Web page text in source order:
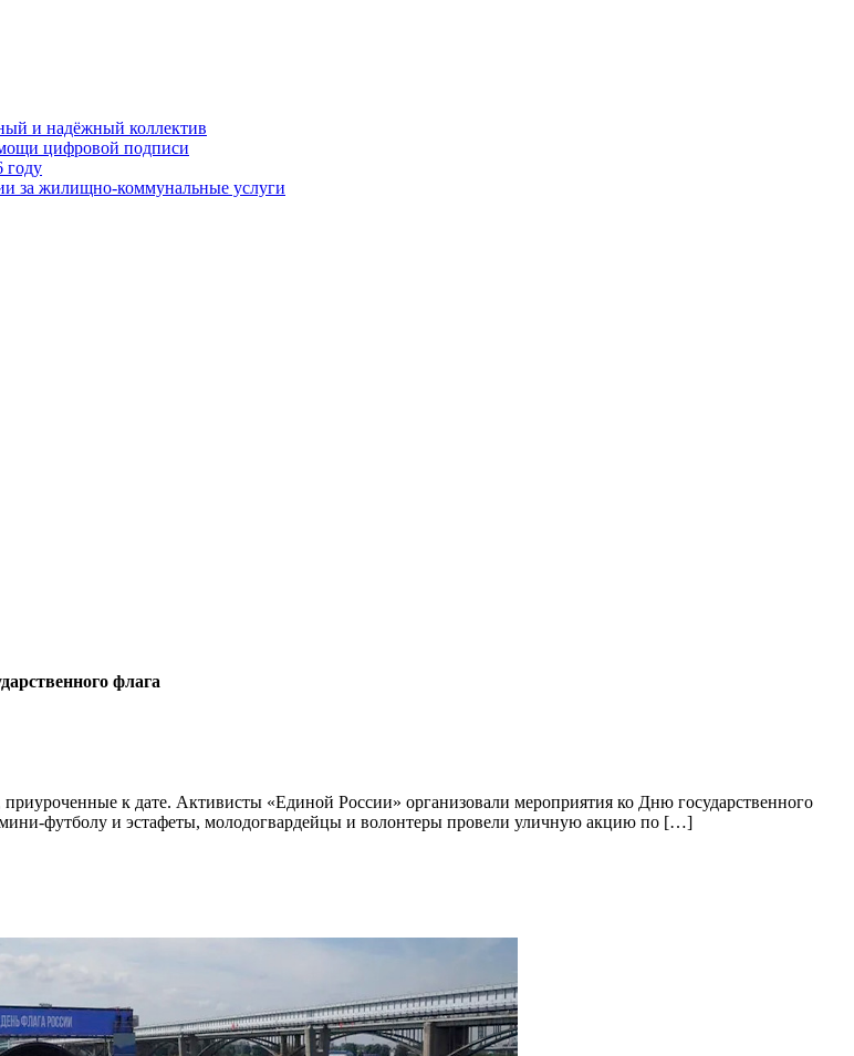
и надёжный коллектив
цифровой подписи
году
за жилищно-коммунальные услуги
флага
к дате. Активисты «Единой России» организовали мероприятия ко Дню государственного
футболу и эстафеты, молодогвардейцы и волонтеры провели уличную акцию по […]